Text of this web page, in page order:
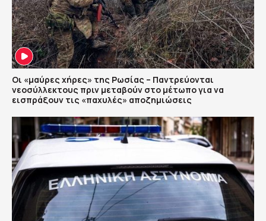
Οι «μαύρες χήρες» της Ρωσίας – Παντρεύονται
νεοσύλλεκτους πριν μεταβούν στο μέτωπο για να
εισπράξουν τις «παχυλές» αποζημιώσεις